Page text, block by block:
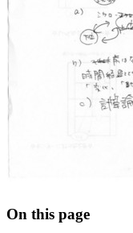
On this page